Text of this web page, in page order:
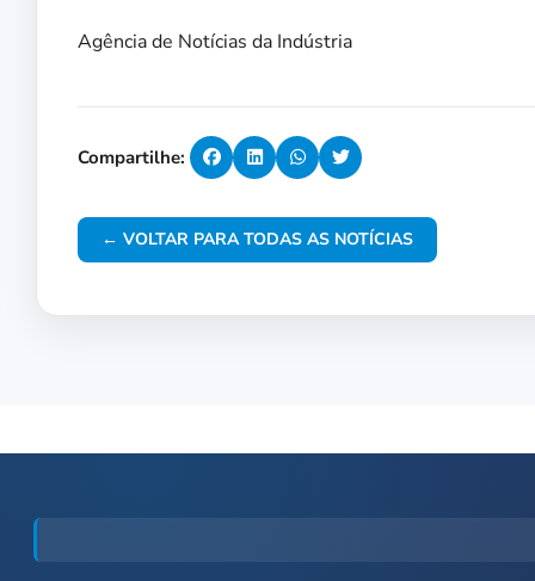
Agência de Notícias da Indústria
Compartilhe:
← VOLTAR PARA TODAS AS NOTÍCIAS